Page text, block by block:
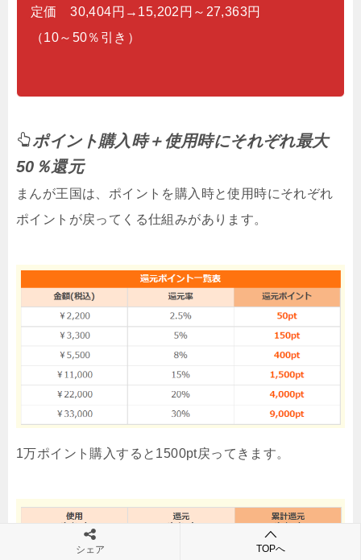
定価 30,404円→15,202円～27,363円
（10～50％引き）
ポイント購入時＋使用時にそれぞれ最大
50％還元
まんが王国は、ポイントを購入時と使用時にそれぞれ
ポイントが戻ってくる仕組みがあります。
1万ポイント購入すると1500pt戻ってきます。
シェア TOPへ